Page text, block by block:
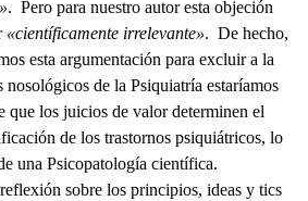
. Pero para nuestro autor esta obje­ción
«científi­ca­mente irrele­vante». De hecho,
esta argumentación para excluir a la
de la Psiquiatría estaríamos
que los juicios de valor determinen el
de los trastornos psiquiátricos, lo
una Psicopatología científica.
sobre los principios, ideas y tics